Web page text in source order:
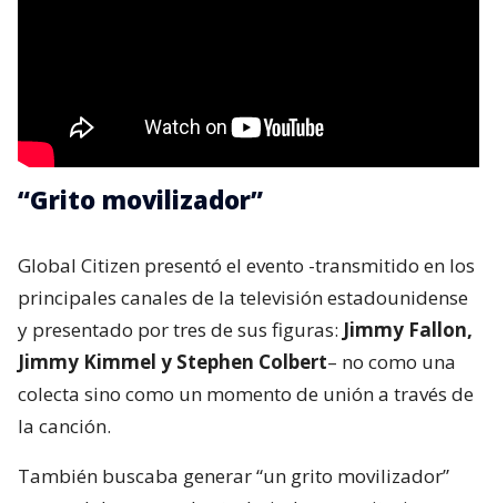
“Grito movilizador”
Global Citizen presentó el evento -transmitido en los
principales canales de la televisión estadounidense
y presentado por tres de sus figuras: Jimmy Fallon,
Jimmy Kimmel y Stephen Colbert– no como una
colecta sino como un momento de unión a través de
la canción.
También buscaba generar “un grito movilizador”